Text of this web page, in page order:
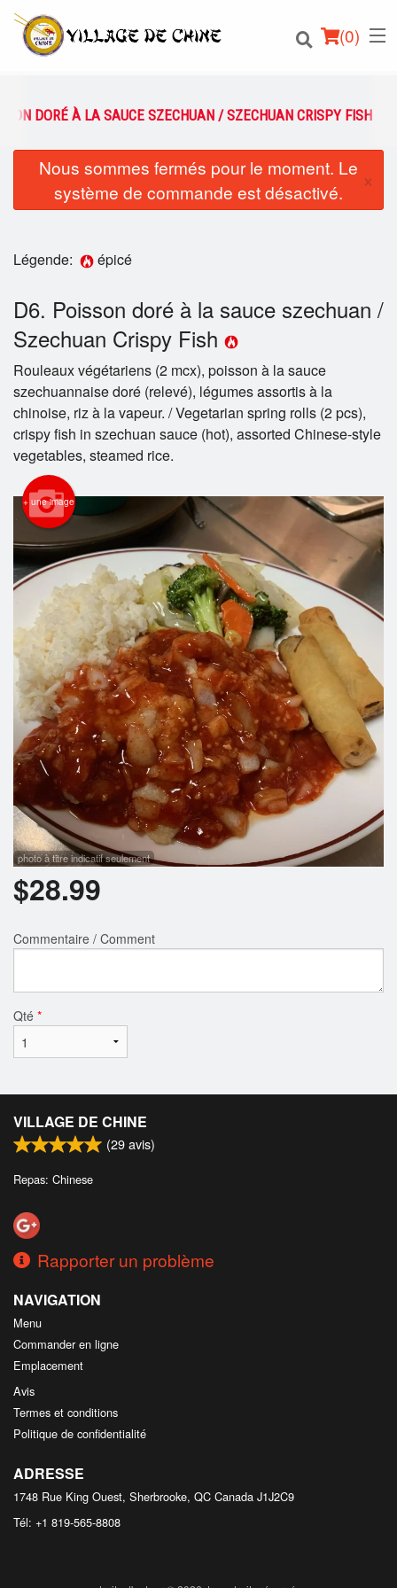
(0)
Commander en ligne
Emplacement
Inscription
Panier (0)
DORÉ À LA SAUCE SZECHUAN / SZECHUAN CRISPY FISH
Nous sommes fermés pour le moment. Le
système de commande est désactivé.
×
Légende: épicé
D6. Poisson doré à la sauce szechuan /
Szechuan Crispy Fish
Rouleaux végétariens (2 mcx), poisson à la sauce
szechuannaise doré (relevé), légumes assortis à la
chinoise, riz à la vapeur. / Vegetarian spring rolls (2 pcs),
crispy fish in szechuan sauce (hot), assorted Chinese-style
vegetables, steamed rice.
+ une image
photo à titre indicatif seulement
$28.99
Commentaire / Comment
Qté *
VILLAGE DE CHINE
(29avis)
Repas: Chinese
Rapporter un problème
NAVIGATION
Menu
Commander en ligne
Emplacement
Avis
Termes et conditions
Politique de confidentialité
ADRESSE
1748 Rue King Ouest, Sherbrooke, QC Canada J1J2C9
Tél: +1 819-565-8808